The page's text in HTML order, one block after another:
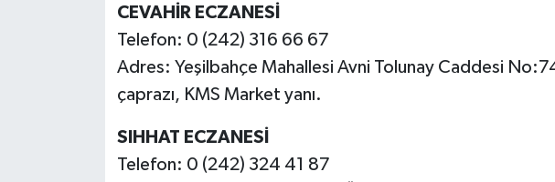
CEVAHİR ECZANESİ
Telefon: 0 (242) 316 66 67
Adres: Yeşilbahçe Mahallesi Avni Tolunay Caddesi
çaprazı, KMS Market yanı.
SIHHAT ECZANESİ
Telefon: 0 (242) 324 41 87